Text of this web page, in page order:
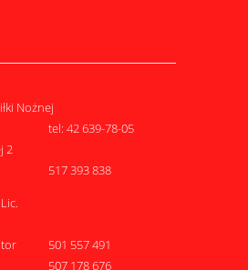
Nożnej
tel: 42 639-78-05
2
517 393 838
501 557 491
507 178 676